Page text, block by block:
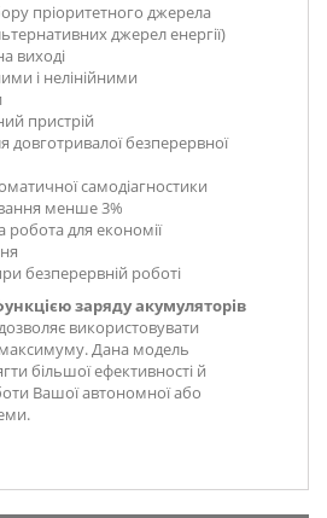
пріоритетного джерела
джерел енергії)
виході
і нелінійними
пристрій
довготривалої безперервної
самодіагностики
менше 3%
робота для економії
безперервній роботі
заряду акумуляторів
використовувати
максимуму. Дана модель
більшої ефективності й
Вашої автономної або